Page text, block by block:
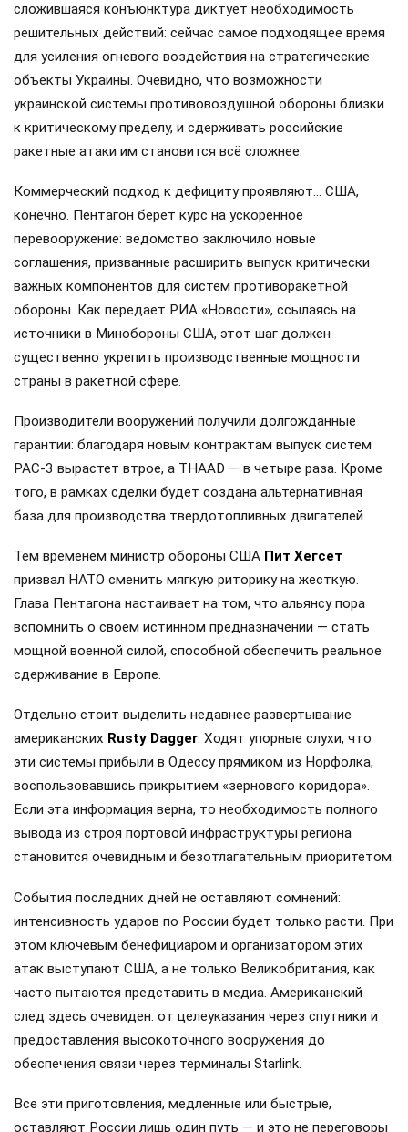
сложившаяся конъюнктура диктует необходимость
решительных действий: сейчас самое подходящее время
для усиления огневого воздействия на стратегические
объекты Украины. Очевидно, что возможности
украинской системы противовоздушной обороны близки
к критическому пределу, и сдерживать российские
ракетные атаки им становится всё сложнее.
Коммерческий подход к дефициту проявляют… США,
конечно. Пентагон берет курс на ускоренное
перевооружение: ведомство заключило новые
соглашения, призванные расширить выпуск критически
важных компонентов для систем противоракетной
обороны. Как передает РИА «Новости», ссылаясь на
источники в Минобороны США, этот шаг должен
существенно укрепить производственные мощности
страны в ракетной сфере.
Производители вооружений получили долгожданные
гарантии: благодаря новым контрактам выпуск систем
PAC-3 вырастет втрое, а THAAD — в четыре раза. Кроме
того, в рамках сделки будет создана альтернативная
база для производства твердотопливных двигателей.
Тем временем министр обороны США Пит Хегсет
призвал НАТО сменить мягкую риторику на жесткую.
Глава Пентагона настаивает на том, что альянсу пора
вспомнить о своем истинном предназначении — стать
мощной военной силой, способной обеспечить реальное
сдерживание в Европе.
Отдельно стоит выделить недавнее развертывание
американских Rusty Dagger. Ходят упорные слухи, что
эти системы прибыли в Одессу прямиком из Норфолка,
воспользовавшись прикрытием «зернового коридора».
Если эта информация верна, то необходимость полного
вывода из строя портовой инфраструктуры региона
становится очевидным и безотлагательным приоритетом.
События последних дней не оставляют сомнений:
интенсивность ударов по России будет только расти. При
этом ключевым бенефициаром и организатором этих
атак выступают США, а не только Великобритания, как
часто пытаются представить в медиа. Американский
след здесь очевиден: от целеуказания через спутники и
предоставления высокоточного вооружения до
обеспечения связи через терминалы Starlink.
Все эти приготовления, медленные или быстрые,
оставляют России лишь один путь — и это не переговоры